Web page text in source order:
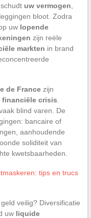
uw vermogen
bloot. Zodra
uw lopende
zijn reële
markten in brand
de Francezijn
financiële crisis
blind varen. De
bancaire of
aanhoudende
soliditeit van
kwetsbaarheden.
tips en trucs
veilig? Diversificatie
uw liquide